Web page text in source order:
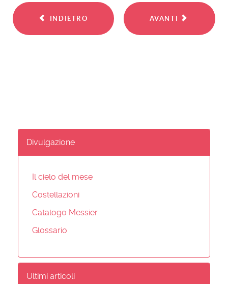
INDIETRO AVANTI
Divulgazione
Il cielo del mese
Costellazioni
Catalogo Messier
Glossario
Ultimi articoli